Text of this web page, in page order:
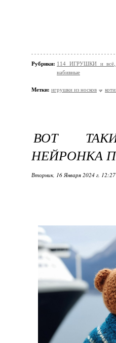
Рубрики: 114 ИГРУШКИ и всё,
набивные
Метки: игрушки из носков
ВОТ
НЕЙРОНКА
Вторник, 16 Января 2024 г.